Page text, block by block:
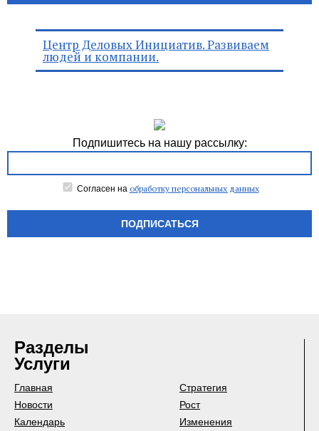
Центр Деловых Инициатив. Развиваем
людей и компании.
Подпишитесь на нашу рассылку:
Согласен на обработку персональных данных
ПОДПИСАТЬСЯ
Разделы
Услуги
Главная
Новости
Календарь
Стратегия
Рост
Изменения